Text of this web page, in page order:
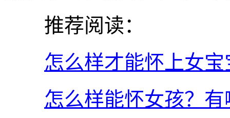
推荐阅读：
怎么样才能怀上女
怎么样能怀女孩？